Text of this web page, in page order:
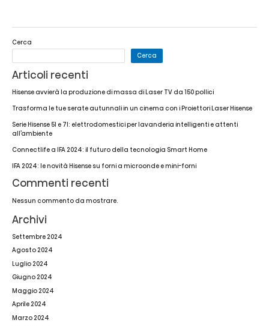
rivoluzionarie
nell’ambito
dei
Laser
TV
al
CES
2024
Cerca
Cerca
Articoli recenti
Hisense avvierà la produzione di massa di Laser TV da 150 pollici
Trasforma le tue serate autunnali in un cinema con i Proiettori Laser Hisense
Serie Hisense 5I e 7I: elettrodomestici per lavanderia intelligenti e attenti
all’ambiente
Connectlife a IFA 2024: il futuro della tecnologia Smart Home
IFA 2024: le novità Hisense su forni a microonde e mini-forni
Commenti recenti
Nessun commento da mostrare.
Archivi
Settembre 2024
Agosto 2024
Luglio 2024
Giugno 2024
Maggio 2024
Aprile 2024
Marzo 2024